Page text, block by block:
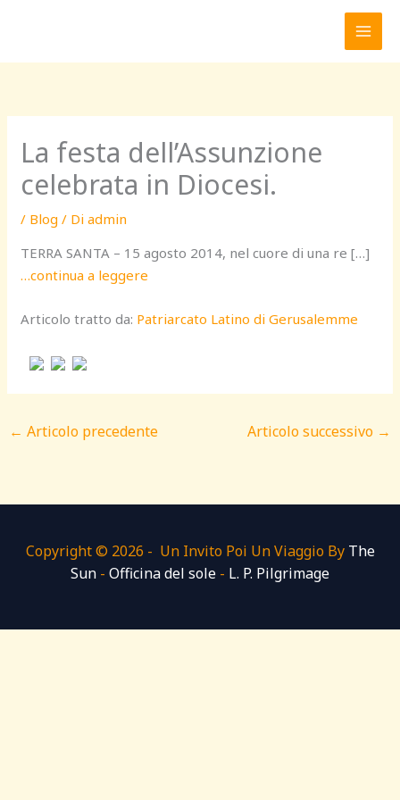
La festa dell’Assunzione
celebrata in Diocesi.
/ Blog / Diadmin
TERRA SANTA – 15 agosto 2014, nel cuore di una re […]
…continua a leggere
Articolo tratto da: Patriarcato Latino di Gerusalemme
← Articolo precedente Articolo successivo →
Copyright © 2026 - Un Invito Poi Un Viaggio By The
Sun - Officina del sole - L. P. Pilgrimage